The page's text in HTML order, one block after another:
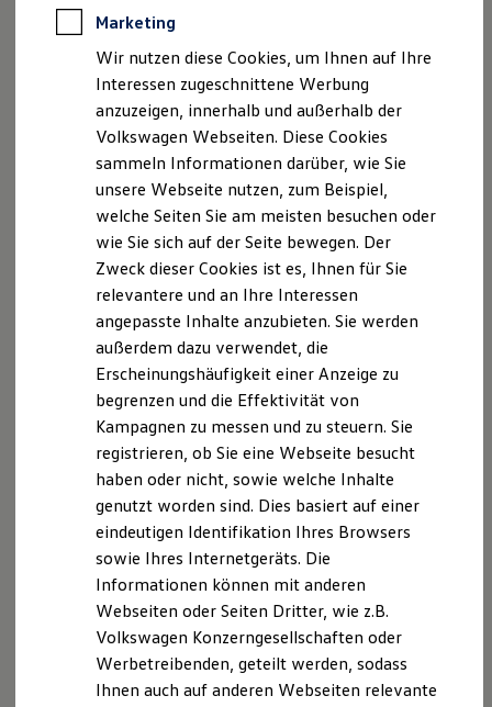
Software, Konnektivität & Apps
California App
VW Connect für Ihren ID. Buzz
VW Connect für Ihren Transporter/Caravelle
VW Connect für Ihren Amarok
VW Connect für andere Modelle
Connect Pro
Fleet Interface Data
Multistop Pathfinder
Übersicht Software Updates
Hilfreiches für Besitzer
Fahrerassistenz- und Sicherheitssysteme
Kontrollleuchten
Kurzfahrprofile und Ölverdünnung
XTL-Dieselkraftstoff
Ersatzteile und Betriebsflüssigkeiten
Original Zubehör und Lifestyle Produkte
myVolkswagen
myVolkswagen Business
Elektrisch & Autonom
Elektro - & Hybridfahrzeuge
Unser Ansatz
Klimafreundlicher Strom
Reichweite & Ladelösungen
Reichweitensimulator
Ladezeitensimulator
Ladelösungen für Privatkunden
Ladelösungen für Gewerbekunden
Wallbox und Ladekabel
Förderung & Kosten der Elektrofahrzeuge
Fördermöglichkeiten für Privatkunden
Fördermöglichkeiten für Gewerbekunden
Hinweis gemäß § 36
Verbraucherstreitbeilegungsgesetz (VSBG):
Wir sind zur Teilnahme an einem
Streitbeilegungsverfahren bei folgender
Verbraucherschlichtungsstelle bereit:
Allgemeine Verbraucherschlichtungsstelle
desZentrums für Schlichtung e. V.
Straßburger Straße 8
77694 Kehl am Rhein
http://www.verbraucher-schlichter.de
Datenschutzerklärung
A. Verantwortlicher
Wir freuen uns, dass Sie unsere Webseite der
Autohaus Schürer GmbH & Co. KG besuchen. Im
Folgenden informieren wir Sie über die Verarbeitung
Ihrer personenbezogenen Daten durch uns im
Zusammenhang mit Ihrem Besuch unserer Webseite.
B. Verarbeitung Ihrer personenbezogenen Daten
Unsere Webseite bietet Ihnen verschiedene
Angebote, die wir Ihnen in Bezug auf dabei durch uns
Marketing
Wir nutzen diese Cookies, um Ihnen auf Ihre
Interessen zugeschnittene Werbung
anzuzeigen, innerhalb und außerhalb der
Volkswagen Webseiten. Diese Cookies
sammeln Informationen darüber, wie Sie
unsere Webseite nutzen, zum Beispiel,
welche Seiten Sie am meisten besuchen oder
wie Sie sich auf der Seite bewegen. Der
Zweck dieser Cookies ist es, Ihnen für Sie
relevantere und an Ihre Interessen
angepasste Inhalte anzubieten. Sie werden
außerdem dazu verwendet, die
Erscheinungshäufigkeit einer Anzeige zu
begrenzen und die Effektivität von
Kampagnen zu messen und zu steuern. Sie
registrieren, ob Sie eine Webseite besucht
haben oder nicht, sowie welche Inhalte
genutzt worden sind. Dies basiert auf einer
eindeutigen Identifikation Ihres Browsers
sowie Ihres Internetgeräts. Die
Informationen können mit anderen
Webseiten oder Seiten Dritter, wie z.B.
Volkswagen Konzerngesellschaften oder
Werbetreibenden, geteilt werden, sodass
Ihnen auch auf anderen Webseiten relevante